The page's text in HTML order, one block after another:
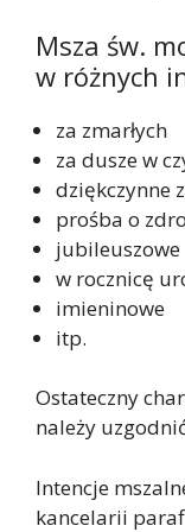
Msza św.
w różnych
za zmarłych
za dusze w
dziękczynne
prośba o
jubileuszowe
w rocznicę
imieninowe
itp.
Ostateczny
należy
Intencje
kancelarii